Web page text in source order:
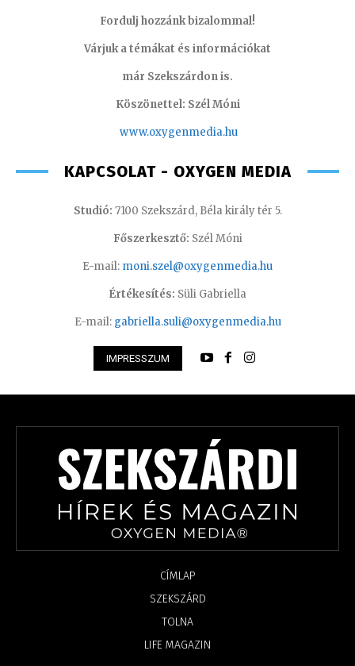
Fordulj hozzánk bizalommal!
Várjuk a témákat és információkat
már Szekszárdon is.
Köszönettel: Szél Móni
www.oxygenmedia.hu
KAPCSOLAT - OXYGEN MEDIA
Studió: 7100 Szekszárd, Béla király tér 5.
Főszerkesztő: Szél Móni
E-mail: moni.szel@oxygenmedia.hu
Értékesítés: Süli Gabriella
E-mail: gabriella.suli@oxygenmedia.hu
IMPRESSZUM
CÍMLAP
SZEKSZÁRD
TOLNA
LIFE MAGAZIN